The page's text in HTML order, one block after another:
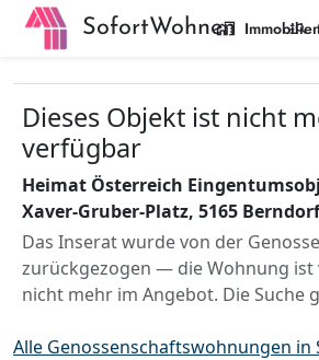
SofortWohnen
home_work manage_search
Dieses Objekt ist nicht
verfügbar
Heimat Österreich
Xaver-Gruber-Platz, 5165
Das Inserat wurde von der
zurückgezogen — die Wohnung ist
nicht mehr im Angebot. Die Suche
Alle Genossenschaftswohnungen in